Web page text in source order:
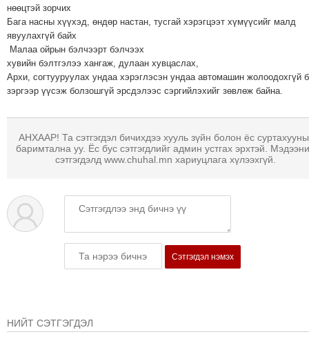
ТАЙМ"ЫН
ЭРГЭН
ТОЙРОНД
ГРАНАТ
ДЭЛБЭРСЭН
ТОЙРОНД
ЭРГЭН
ТОЙРОНД
ЕРӨНХИЙЛӨГЧИЙН
ДҮГЭЭР
нөөцтэй зорчих
Бага насны хүүхэд, өндөр настан, тусгай хэрэгцээт хүмүүсийг малд
явуулахгүй байх
Малаа ойрын бэлчээрт бэлчээх
хувийн бэлтгэлээ хангаж, дулаан хувцаслах,
Архи, согтууруулах ундаа хэрэглэсэн ундаа автомашин жолоодохгүй
зэргээр үүсэж болзошгүй эрсдэлээс сэргийлэхийг зөвлөж байна.
АНХААР! Та сэтгэгдэл бичихдээ хууль зүйн болон ёс
баримтална уу. Ёс бус сэтгэгдлийг админ устгах эрхтэй.
сэтгэгдэлд www.chuhal.mn хариуцлага хүлээхгүй.
Сэтгэгдэл нэмэх
НИЙТ СЭТГЭГДЭЛ